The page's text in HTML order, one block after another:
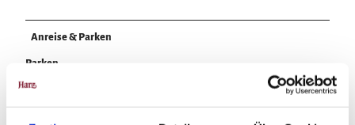
Anreise & Parken
Parken
Parkplätze am Schloss Harzgerode